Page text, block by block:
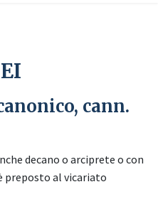
cann.
decano o arciprete o con
preposto al vicariato